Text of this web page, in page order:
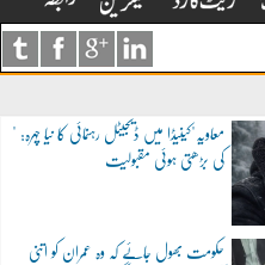
"معاویہ"کینیڈا میں ڈیجیٹل رہنمائی کا نیا چہرہ:
کی بڑھتی ہوئی مقبولیت
حکومت بھول جائے کہ وہ عمران کو اتنی